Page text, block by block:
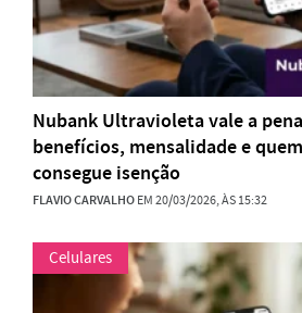
Nubank Ultravioleta vale a
benefícios, mensalidade e
consegue isenção
FLAVIO CARVALHOEM 20/03/2026, ÀS 15:32
Celulares